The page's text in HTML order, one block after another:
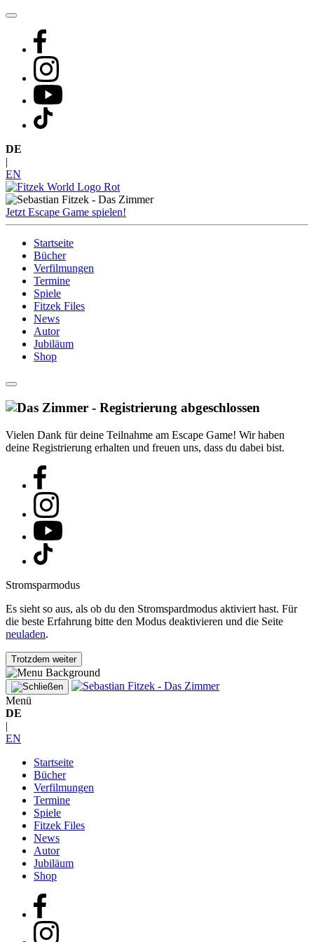
Zum
springen
DE
EN
Jetzt Escape Game spielen!
Startseite
Bücher
Verfilmungen
Termine
Spiele
Fitzek Files
News
Autor
Jubiläum
Shop
Vielen Dank für deine Teilnahme am Escape Game! Wir haben
deine Registrierung erhalten und freuen uns, dass du dabei bist.
Stromsparmodus
Es sieht so aus, als ob du den Stromspardmodus aktiviert hast. Für
die beste Erfahrung bitte den Modus deaktivieren und die Seite
neuladen.
Trotzdem weiter
Menü
DE
|
EN
Startseite
Bücher
Verfilmungen
Termine
Spiele
Fitzek Files
News
Autor
Jubiläum
Shop